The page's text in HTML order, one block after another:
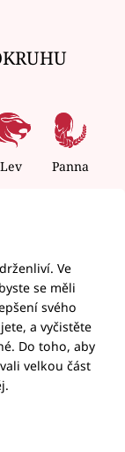
Lev Panna
Ve
se měli
svého
a vyčistěte
Do toho, aby
velkou část